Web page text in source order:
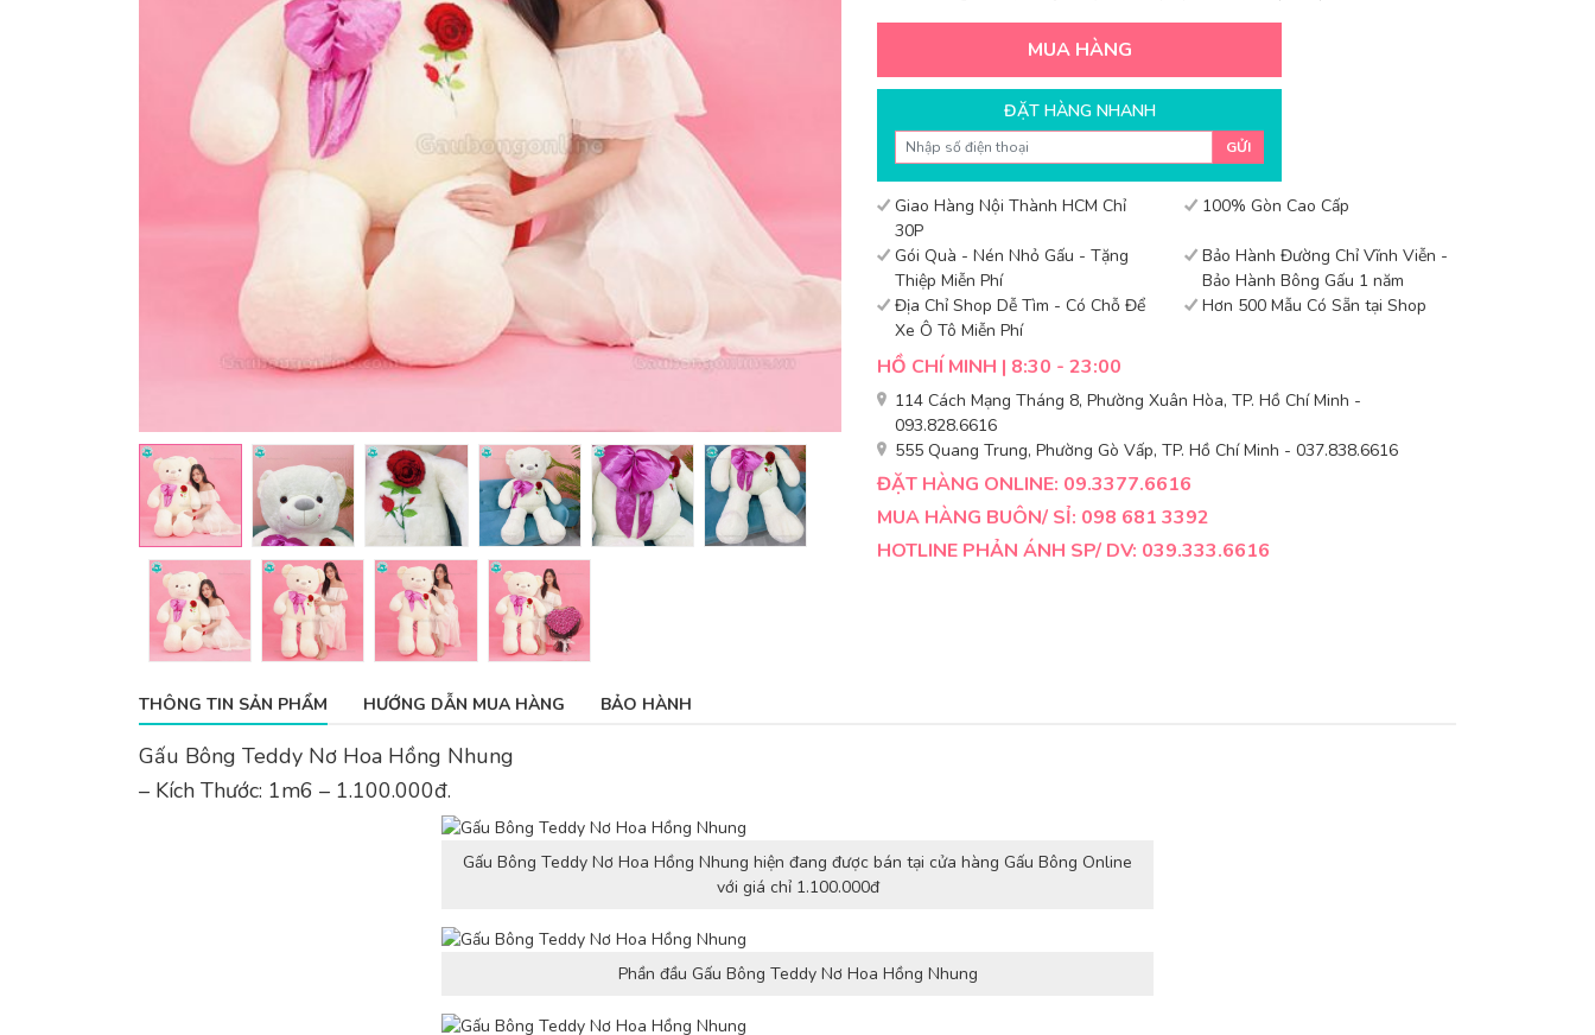
MUA HÀNG
ĐẶT HÀNG NHANH
GỬI
Giao Hàng Nội Thành HCM Chỉ
30P
100% Gòn Cao Cấp
Gói Quà - Nén Nhỏ Gấu - Tặng
Thiệp Miễn Phí
Bảo Hành Đường Chỉ Vĩnh Viễn -
Bảo Hành Bông Gấu 1 năm
Địa Chỉ Shop Dễ Tìm - Có Chỗ Để
Xe Ô Tô Miễn Phí
Hơn 500 Mẫu Có Sẵn tại Shop
HỒ CHÍ MINH | 8:30 - 23:00
114 Cách Mạng Tháng 8, Phường Xuân Hòa, TP. Hồ Chí Minh -
093.828.6616
555 Quang Trung, Phường Gò Vấp, TP. Hồ Chí Minh - 037.838.6616
ĐẶT HÀNG ONLINE: 09.3377.6616
MUA HÀNG BUÔN/ SỈ: 098 681 3392
HOTLINE PHẢN ÁNH SP/ DV: 039.333.6616
THÔNG TIN SẢN PHẨM HƯỚNG DẪN MUA HÀNG BẢO HÀNH
Gấu Bông Teddy Nơ Hoa Hồng Nhung
– Kích Thước: 1m6 – 1.100.000đ.
Gấu Bông Teddy Nơ Hoa Hồng Nhung hiện đang được bán tại cửa hàng Gấu Bông Online
với giá chỉ 1.100.000đ
Phần đầu Gấu Bông Teddy Nơ Hoa Hồng Nhung